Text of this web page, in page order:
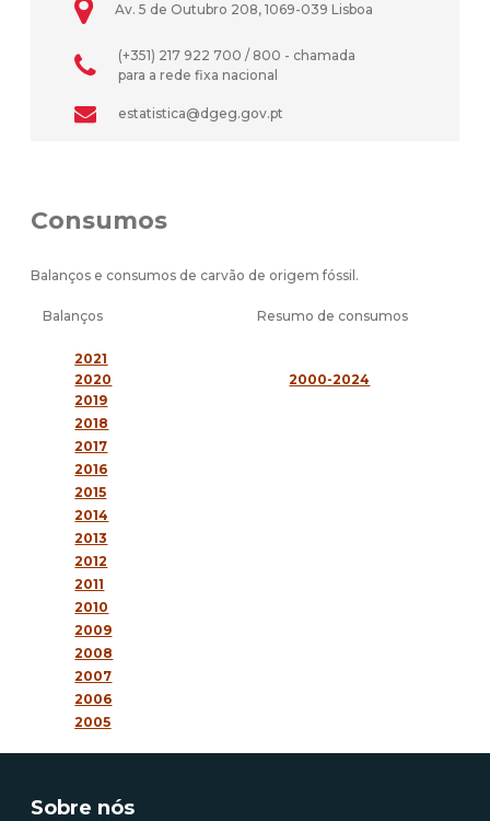
Av. 5 de Outubro 208, 1069-039 Lisboa
(+351) 217 922 700 / 800 - chamada
para a rede fixa nacional
estatistica@dgeg.gov.pt
Consumos
Balanços e consumos de carvão de origem fóssil.
Balanços Resumo de consumos
2021
2020
2019
2000-2024
2018
2017
2016
2015
2014
2013
2012
2011
2010
2009
2008
2007
2006
2005
Sobre nós